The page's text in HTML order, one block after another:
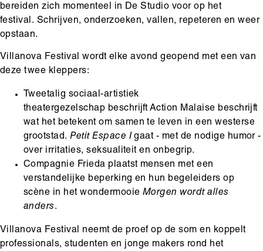
bereiden zich momenteel in De Studio voor op het
festival. Schrijven, onderzoeken, vallen, repeteren en weer
opstaan.
Villanova Festival wordt elke avond geopend met een van
deze twee kleppers:
Tweetalig sociaal-artistiek
theatergezelschap beschrijft Action Malaise beschrijft
wat het betekent om samen te leven in een westerse
grootstad.Petit Espace I gaat - met de nodige humor -
over irritaties, seksualiteit en onbegrip.
Compagnie Frieda plaatst mensen met een
verstandelijke beperking en hun begeleiders op
scène in het wondermooie Morgen wordt alles
anders.
Villanova Festival neemt de proef op de som en koppelt
professionals, studenten en jonge makers rond het